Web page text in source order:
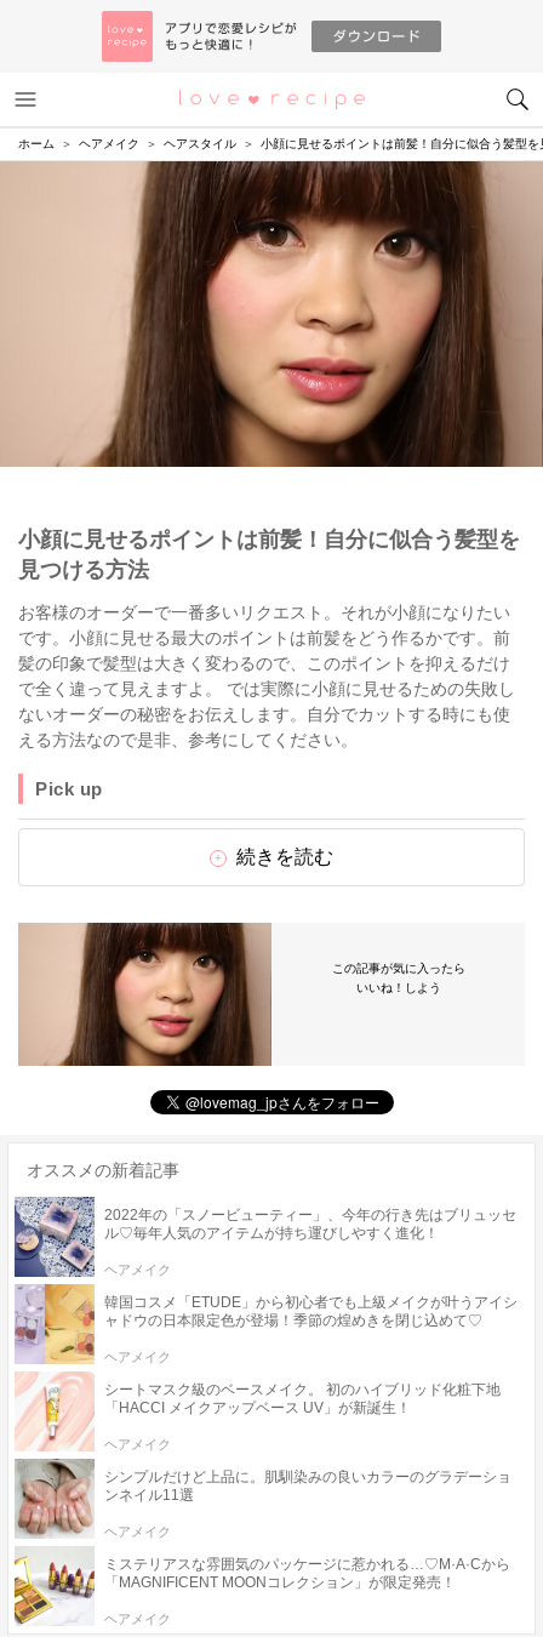
恋愛レシピ
ホーム ヘアメイク ヘアスタイル 小顔に見せるポイントは前髪！自分に似合う髪型を
小顔に見せるポイントは前髪！自分に似合う髪型を
見つける方法
お客様のオーダーで一番多いリクエスト。それが小顔になりたい
です。小顔に見せる最大のポイントは前髪をどう作るかです。前
髪の印象で髪型は大きく変わるので、このポイントを抑えるだけ
で全く違って見えますよ。 では実際に小顔に見せるための失敗し
ないオーダーの秘密をお伝えします。自分でカットする時にも使
える方法なので是非、参考にしてください。
Pick up
続きを読む
この記事が気に入ったら
いいね！しよう
オススメの新着記事
2022年の「スノービューティー」、今年の行き先はブリュッセ
ル♡毎年人気のアイテムが持ち運びしやすく進化！
ヘアメイク
韓国コスメ「ETUDE」から初心者でも上級メイクが叶うアイシ
ャドウの日本限定色が登場！季節の煌めきを閉じ込めて♡
ヘアメイク
シートマスク級のベースメイク。 初のハイブリッド化粧下地
「HACCI メイクアップベース UV」が新誕生！
ヘアメイク
シンプルだけど上品に。肌馴染みの良いカラーのグラデーショ
ンネイル11選
ヘアメイク
ミステリアスな雰囲気のパッケージに惹かれる…♡M·A·Cから
「MAGNIFICENT MOONコレクション」が限定発売！
ヘアメイク